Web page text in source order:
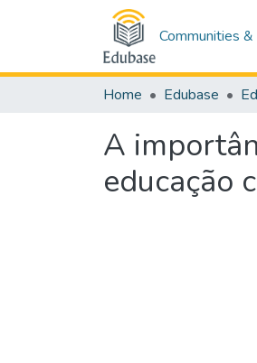
Communities
Home Edubase
A
educação